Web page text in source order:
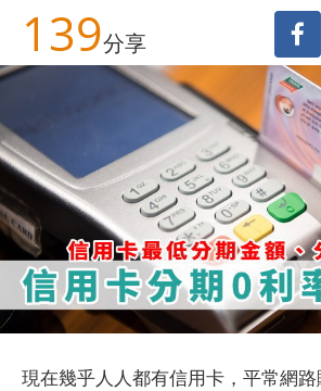
139分享
現在幾乎人人都有信用卡，平常網